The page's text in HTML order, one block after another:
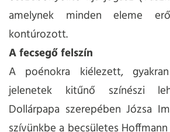
amelynek minden eleme
kontúrozott.
A fecsegő felszín
A poénokra kiélezett,
jelenetek kitűnő színészi
Dollárpapa szerepében Józsa